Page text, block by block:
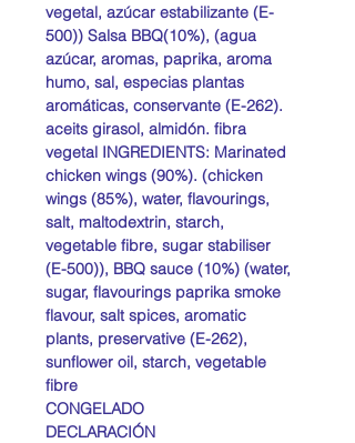
vegetal, azúcar estabilizante (E-
500)) Salsa BBQ(10%), (agua
azúcar, aromas, paprika, aroma
humo, sal, especias plantas
aromáticas, conservante (E-262).
aceits girasol, almidón. fibra
vegetal INGREDIENTS: Marinated
chicken wings (90%). (chicken
wings (85%), water, flavourings,
salt, maltodextrin, starch,
vegetable fibre, sugar stabiliser
(E-500)), BBQ sauce (10%) (water,
sugar, flavourings paprika smoke
flavour, salt spices, aromatic
plants, preservative (E-262),
sunflower oil, starch, vegetable
fibre
CONGELADO
DECLARACIÓN